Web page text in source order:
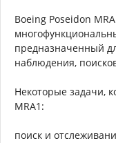
Boeing Poseidon
предназначенный
наблюдения,
Некоторые задачи,
MRA1:
поиск и